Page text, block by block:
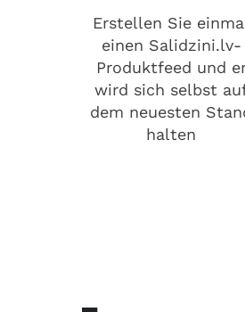
Erstellen Sie
einen Salidzini.lv-
Produktfeed und
wird sich selbst
dem neuesten
halten